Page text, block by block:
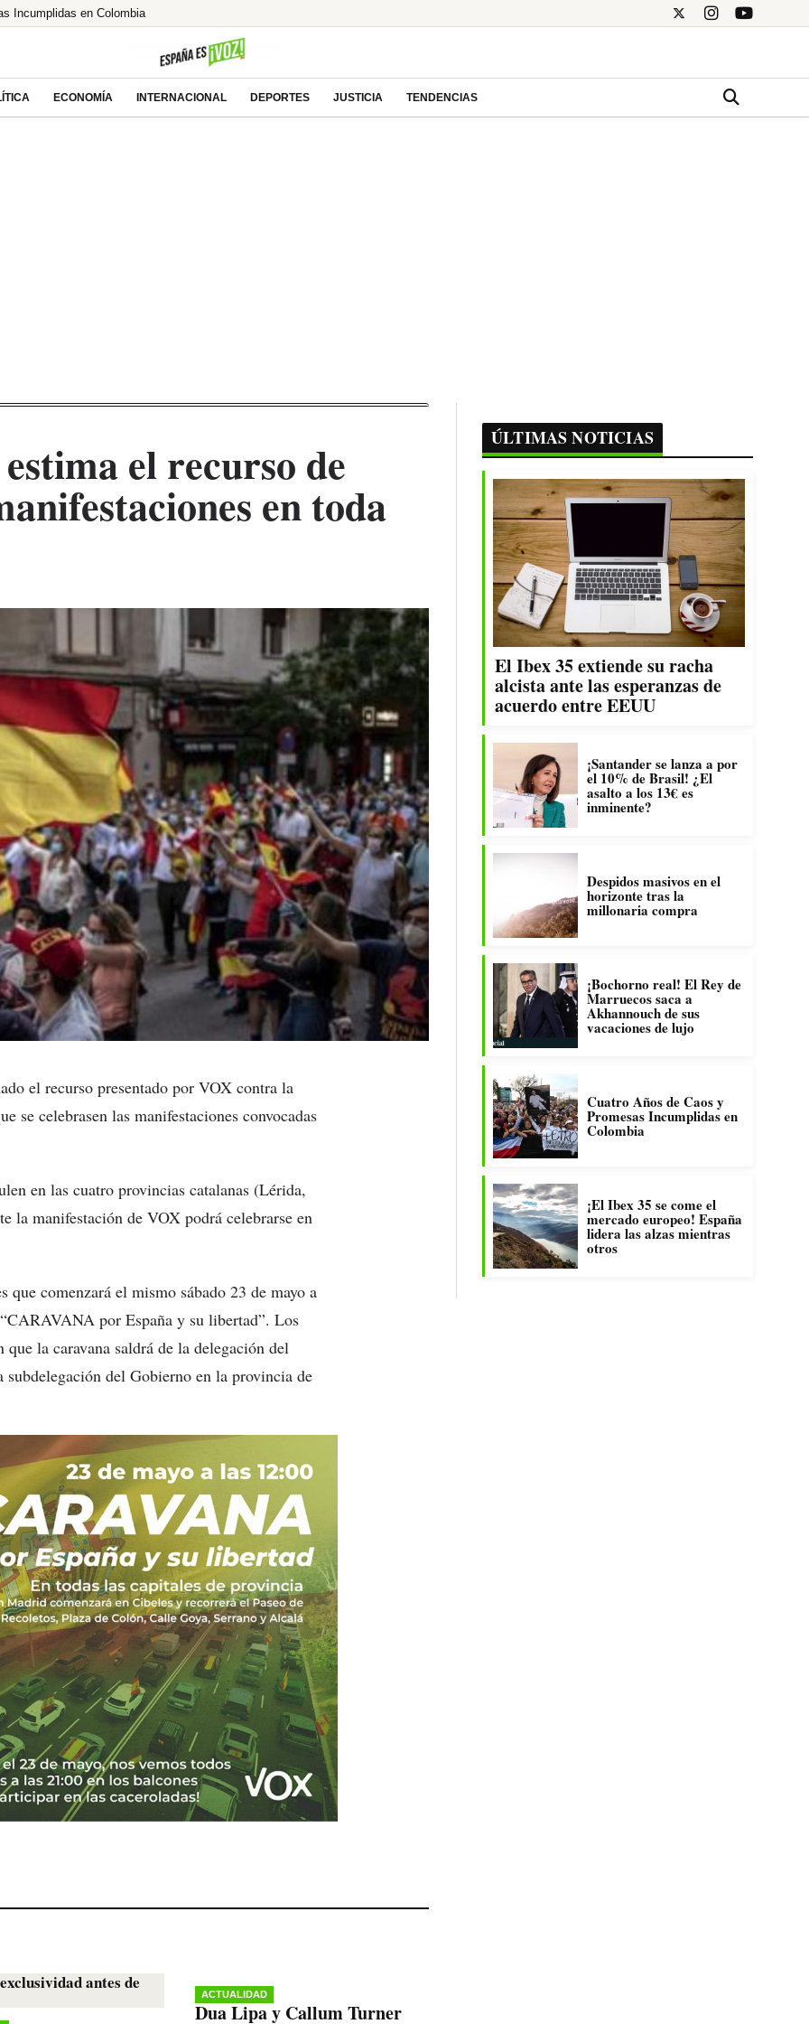
Incumplidas en Colombia
ante las esperanzas de acuerdo entre EEUU
de Brasil! ¿El asalto a los 13€ es inminente?
tras la millonaria compra
saca a Akhannouch de sus vacaciones de lujo
ECONOMÍA INTERNACIONAL DEPORTES JUSTICIA TENDENCIAS
el recurso de
en toda
el recurso presentado por VOX contra la
celebrasen las manifestaciones convocadas
en las cuatro provincias catalanas (Lérida,
la manifestación de VOX podrá celebrarse en
que comenzará el mismo sábado 23 de mayo a
por España y su libertad”. Los
la caravana saldrá de la delegación del
del Gobierno en la provincia de
ACTUALIDAD
Dua Lipa y Callum Turner
ÚLTIMAS NOTICIAS
El Ibex 35 extiende su racha
alcista ante las esperanzas de
acuerdo entre EEUU
¡Santander se lanza a por
el 10% de Brasil! ¿El
asalto a los 13€ es
inminente?
Despidos masivos en el
horizonte tras la
millonaria compra
¡Bochorno real! El Rey de
Marruecos saca a
Akhannouch de sus
vacaciones de lujo
Cuatro Años de Caos y
Promesas Incumplidas en
Colombia
¡El Ibex 35 se come el
mercado europeo! España
lidera las alzas mientras
otros